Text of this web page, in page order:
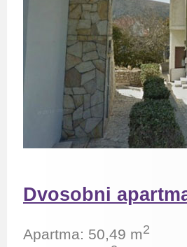
Dvosobni
Apartma: 50,49 m2